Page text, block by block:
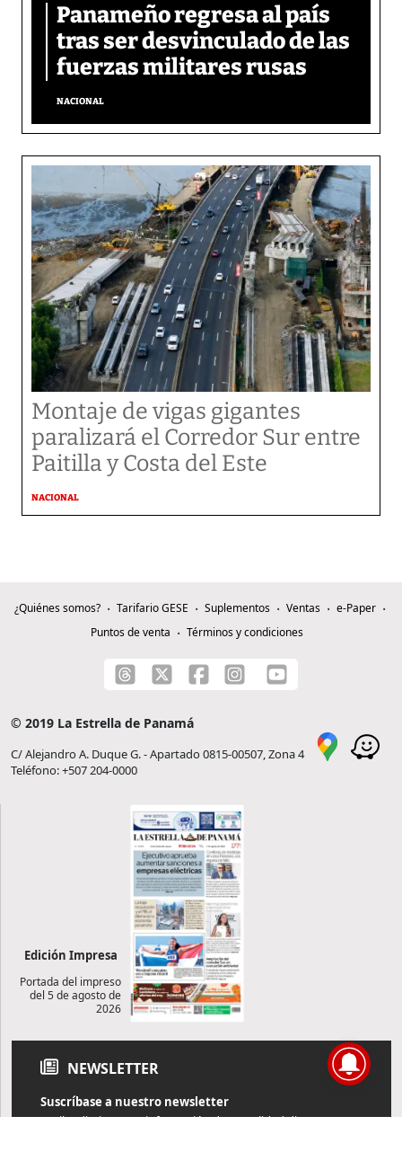
Panameño regresa al país
tras ser desvinculado de las
fuerzas militares rusas
NACIONAL
Montaje de vigas gigantes
paralizará el Corredor Sur entre
Paitilla y Costa del Este
NACIONAL
¿Quiénes somos? Tarifario GESE Suplementos Ventas
e-Paper
Puntos de venta
Términos y condiciones
© 2019 La Estrella de Panamá
C/ Alejandro A. Duque G. - Apartado 0815-00507, Zona 4
Teléfono: +507 204-0000
Edición Impresa
Portada del impreso
del 5 de agosto de
2026
NEWSLETTER
Suscríbase a nuestro newsletter
Reciba diariamente información de actualidad directamente en